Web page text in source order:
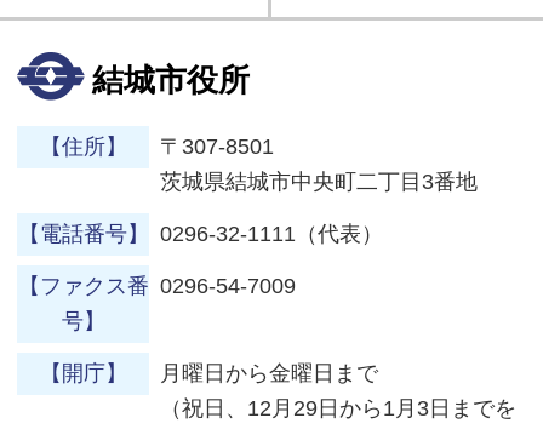
結城市役所
【住所】
〒307-8501
茨城県結城市中央町二丁目3番地
【電話番号】 0296-32-1111（代表）
【ファクス番
号】
0296-54-7009
【開庁】
月曜日から金曜日まで
（祝日、12月29日から1月3日までを